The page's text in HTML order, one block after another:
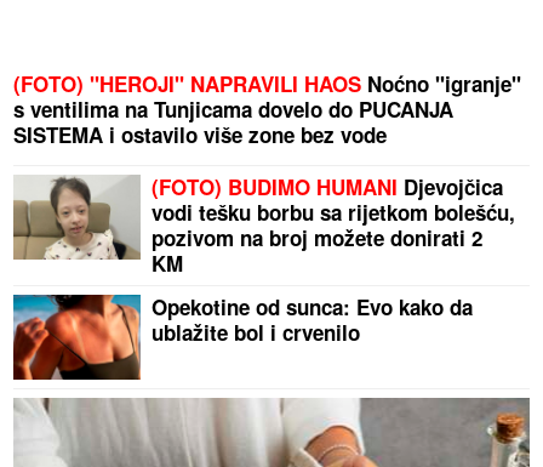
(FOTO) "HEROJI" NAPRAVILI HAOS Noćno "igranje"
s ventilima na Tunjicama dovelo do PUCANJA
SISTEMA i ostavilo više zone bez vode
(FOTO) BUDIMO HUMANI Djevojčica
vodi tešku borbu sa rijetkom bolešću,
pozivom na broj možete donirati 2
KM
Opekotine od sunca: Evo kako da
ublažite bol i crvenilo